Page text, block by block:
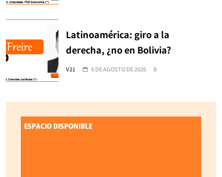
Latinoamérica: giro a la
derecha, ¿no en Bolivia?
V21 6 DE AGOSTO DE 2026 0